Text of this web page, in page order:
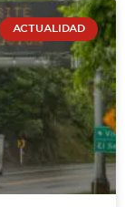
ACTUALIDAD